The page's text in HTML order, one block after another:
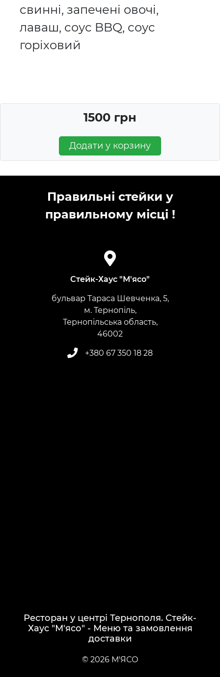
свинні, запечені овочі,
лаваш, соус BBQ, соус
горіховий
1500 грн
Додати у корзину
Правильні стейки у
правильному місці !
Стейк-Хаус "М'ясо"
бульвар Тараса Шевченка, 5,
м. Тернопіль,
Тернопільська область,
​​​​​​​46002
+380 67 350 18 28
Ресторан у центрі Тернополя. Стейк-
Хаус "М'ясо" - Меню та замовлення
доставки
© 2026 М'ЯСО